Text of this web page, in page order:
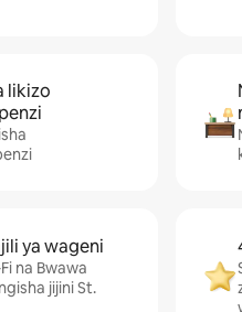
likizo
ya wageni
na Bwawa
jijini St.